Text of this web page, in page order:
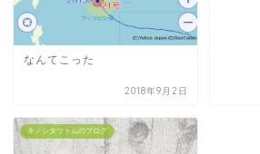
なんてこった
2018年9月2日
キノシタツトムのブログ